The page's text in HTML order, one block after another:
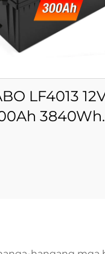
LF4013
3840Wh